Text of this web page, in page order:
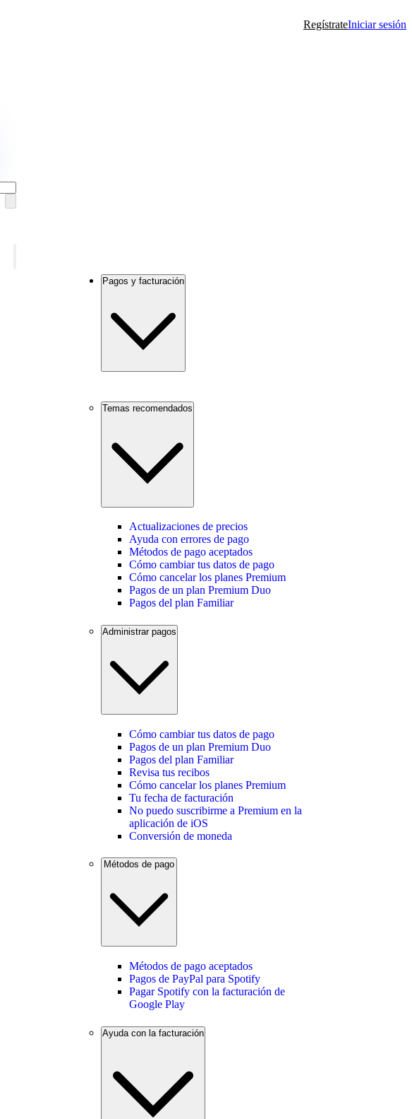
RegístrateIniciar sesión
Pagos y facturación
Temas recomendados
Actualizaciones de precios
Ayuda con errores de pago
Métodos de pago aceptados
Cómo cambiar tus datos de pago
Cómo cancelar los planes Premium
Pagos de un plan Premium Duo
Pagos del plan Familiar
Administrar pagos
Cómo cambiar tus datos de pago
Pagos de un plan Premium Duo
Pagos del plan Familiar
Revisa tus recibos
Cómo cancelar los planes Premium
Tu fecha de facturación
No puedo suscribirme a Premium en la
aplicación de iOS
Conversión de moneda
Métodos de pago aceptados
Pagos de PayPal para Spotify
Pagar Spotify con la facturación de
Google Play
Ayuda con la facturación